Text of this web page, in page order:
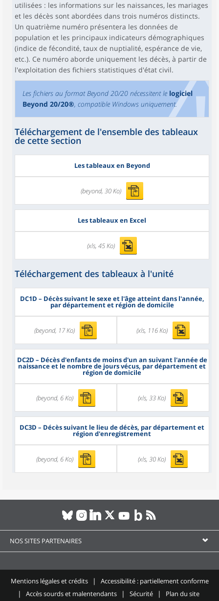
utilisées : les informations sur les naissances, les mariages
et les décès sont abordées dans trois numéros distincts.
Un quatrième numéro présentera les données de
population et les principaux indicateurs démographiques
(indice de fécondité, taux de nuptialité, espérance de vie,
etc.). Ce numéro aborde uniquement les décès, à partir de
l'exploitation des fichiers statistiques d'état civil.
Les fichiers au format Beyond 20/20 nécessitent le logiciel
Beyond 20/20®, compatible Windows uniquement.
Téléchargement de l'ensemble des tableaux
de cette section
Les tableaux en Beyond
(beyond, 30 Ko)
Les tableaux en Excel
(xls, 45 Ko)
Téléchargement des tableaux à l'unité
DC1D – Décès suivant le sexe et l'âge atteint dans l'année,
par département et région de domicile
(beyond, 17 Ko) (xls, 116 Ko)
DC2D – Décès d'enfants de moins d'un an suivant l'année de
naissance et le nombre de jours vécus, par département et
région de domicile
(beyond, 6 Ko) (xls, 33 Ko)
DC3D – Décès suivant le lieu de décès, par département et
région d'enregistrement
(beyond, 6 Ko) (xls, 30 Ko)
NOS SITES PARTENAIRES
Mentions légales et crédits
Accessibilité : partiellement conforme
Accès sourds et malentendants
Sécurité Plan du site